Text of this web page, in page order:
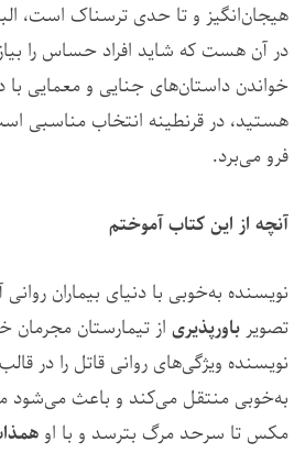
هیجان‌انگیز و تا حدی ترسناک است،
در آن هست که شاید افراد حساس را
خواندن داستان‌های جنایی و معمایی با
هستید، در قرنطینه انتخاب مناسبی
فرو می‌برد.
آنچه از این کتاب آموختم
نویسنده به‌خوبی با دنیای بیماران
تصویر باورپذیری از تیمارستان مجرمان
نویسنده ویژگی‌های روانی قاتل را در قالب
به‌خوبی منتقل می‌کند و باعث می‌شود
مکس تا سرحد مرگ بترسد و با او